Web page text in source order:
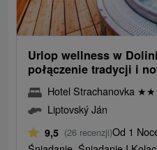
Urlop wellness w
połączenie tradycji i
Hotel Strachanovka ★★
Liptovský Ján
9,5 (26 recenzji)Od 1